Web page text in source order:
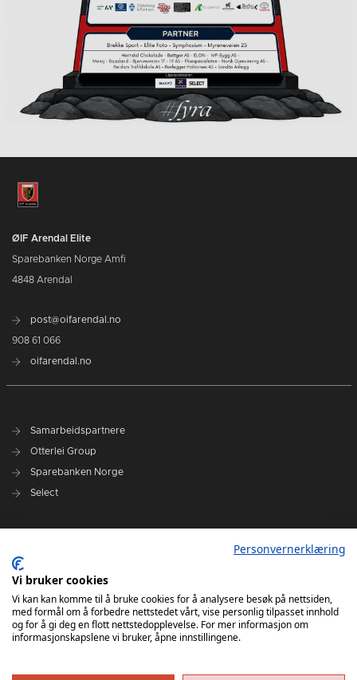
ØIF Arendal Elite
Sparebanken Norge Amfi
4848 Arendal
post@oifarendal.no
908 61 066
oifarendal.no
Samarbeidspartnere
Otterlei Group
Sparebanken Norge
Select
Spillerstall
Administrasjon
Styret
Personvernerklæring
Vi bruker cookies
Vi kan kan komme til å bruke cookies for å analysere besøk på nettsiden,
med formål om å forbedre nettstedet vårt, vise personlig tilpasset innhold
og for å gi deg en flott nettstedopplevelse. For mer informasjon om
informasjonskapslene vi bruker, åpne innstillingene.